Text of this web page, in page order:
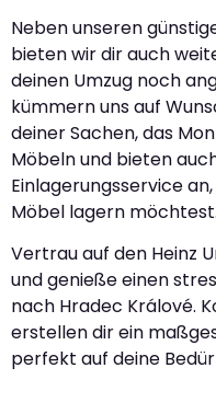
Neben unseren
bieten wir dir auch
deinen Umzug noch
kümmern uns auf
deiner Sachen, das
Möbeln und bieten
Einlagerungsservice
Möbel lagern möchtest.
Vertrau auf den Heinz
und genieße einen
nach Hradec Králové.
erstellen dir ein
perfekt auf deine